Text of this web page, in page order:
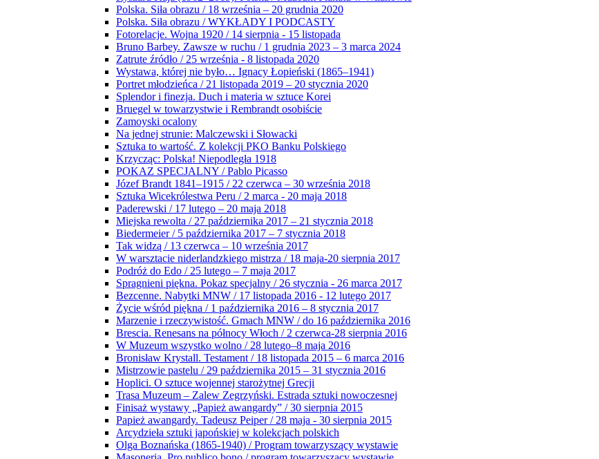
Polska. Siła obrazu / 18 września – 20 grudnia 2020
Polska. Siła obrazu / WYKŁADY I PODCASTY
Fotorelacje. Wojna 1920 / 14 sierpnia - 15 listopada
Bruno Barbey. Zawsze w ruchu / 1 grudnia 2023 – 3 marca 2024
Zatrute źródło / 25 września - 8 listopada 2020
Wystawa, której nie było… Ignacy Łopieński (1865–1941)
Portret młodzieńca / 21 listopada 2019 – 20 stycznia 2020
Splendor i finezja. Duch i materia w sztuce Korei
Bruegel w towarzystwie i Rembrandt osobiście
Zamoyski ocalony
Na jednej strunie: Malczewski i Słowacki
Sztuka to wartość. Z kolekcji PKO Banku Polskiego
Krzycząc: Polska! Niepodległa 1918
POKAZ SPECJALNY / Pablo Picasso
Józef Brandt 1841–1915 / 22 czerwca – 30 września 2018
Sztuka Wicekrólestwa Peru / 2 marca - 20 maja 2018
Paderewski / 17 lutego – 20 maja 2018
Miejska rewolta / 27 października 2017 – 21 stycznia 2018
Biedermeier / 5 października 2017 – 7 stycznia 2018
Tak widzą / 13 czerwca – 10 września 2017
W warsztacie niderlandzkiego mistrza / 18 maja-20 sierpnia 2017
Podróż do Edo / 25 lutego – 7 maja 2017
Spragnieni piękna. Pokaz specjalny / 26 stycznia - 26 marca 2017
Bezcenne. Nabytki MNW / 17 listopada 2016 - 12 lutego 2017
Życie wśród piękna / 1 października 2016 – 8 stycznia 2017
Marzenie i rzeczywistość. Gmach MNW / do 16 października 2016
Brescia. Renesans na północy Włoch / 2 czerwca-28 sierpnia 2016
W Muzeum wszystko wolno / 28 lutego–8 maja 2016
Bronisław Krystall. Testament / 18 listopada 2015 – 6 marca 2016
Mistrzowie pastelu / 29 października 2015 – 31 stycznia 2016
Hoplici. O sztuce wojennej starożytnej Grecji
Trasa Muzeum – Zalew Zegrzyński. Estrada sztuki nowoczesnej
Finisaż wystawy „Papież awangardy” / 30 sierpnia 2015
Papież awangardy. Tadeusz Peiper / 28 maja - 30 sierpnia 2015
Arcydzieła sztuki japońskiej w kolekcjach polskich
Olga Boznańska (1865-1940) / Program towarzyszący wystawie